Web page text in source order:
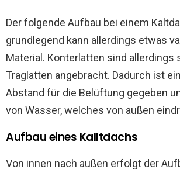
Der folgende Aufbau bei einem
grundlegend kann allerdings etwas
Material. Konterlatten sind allerdings
Traglatten angebracht. Dadurch ist
Abstand für die Belüftung gegeben
von Wasser, welches von außen
Aufbau eines Kalltdachs
Von innen nach außen erfolgt der